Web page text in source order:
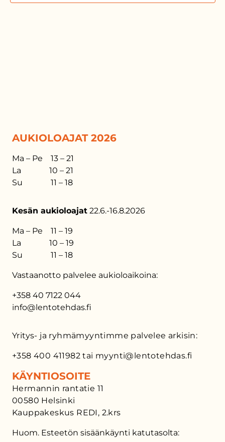
AUKIOLOAJAT 2026
Ma – Pe 13 – 21
La 10 – 21
Su 11 – 18
Kesän aukioloajat 22.6.-16.8.2026
Ma – Pe 11 – 19
La 10 – 19
Su 11 – 18
Vastaanotto palvelee aukioloaikoina:
+358 40 7122 044
info@lentotehdas.fi
Yritys- ja ryhmämyyntimme palvelee arkisin:
+358 400 411982 tai myynti@lentotehdas.fi
KÄYNTIOSOITE
Hermannin rantatie 11
00580 Helsinki
Kauppakeskus REDI, 2.krs
Huom. Esteetön sisäänkäynti katutasolta: